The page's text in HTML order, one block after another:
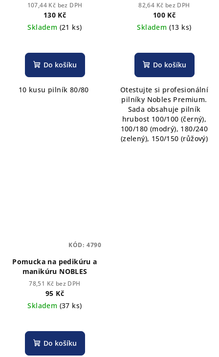
107,44 Kč bez DPH
130 Kč
Skladem (21 ks)
Do košíku
10 kusu pilník 80/80
RŮZNÉ HRUBOSTÍ
82,64 Kč bez DPH
100 Kč
Skladem (13 ks)
Do košíku
Otestujte si profesionální
pilníky Nobles Premium.
Sada obsahuje pilník
hrubost 100/100 (černý),
100/180 (modrý), 180/240
(zelený), 150/150 (růžový)
Pomucka na pedikúru a
manikúru NOBLES
78,51 Kč bez DPH
95 Kč
Skladem (37 ks)
Do košíku
KÓD: 4790